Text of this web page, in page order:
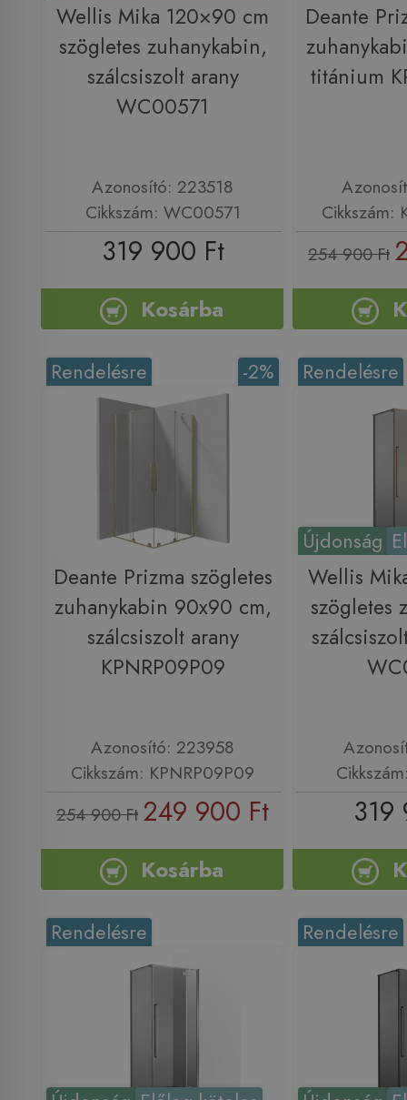
Wellis Mika 120×90 cm
szögletes zuhanykabin,
szálcsiszolt arany
WC00571
Azonosító: 223518
Cikkszám: WC00571
319 900 Ft
Kosárba
Deante
titánium
Cikkszám:
254 900 Ft
-2%
Rendelésre
Deante Prizma szögletes
zuhanykabin 90x90 cm,
szálcsiszolt arany
KPNRP09P09
Azonosító: 223958
Cikkszám: KPNRP09P09
254 900 Ft 249 900 Ft
Kosárba
Újdonság
Rendelésre
Wellis
szögletes
319
Rendelésre Rendelésre